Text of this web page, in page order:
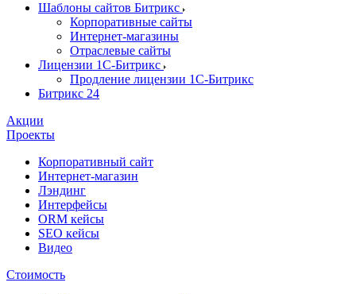
Шаблоны сайтов Битрикс
Корпоративные сайты
Интернет-магазины
Отраслевые сайты
Лицензии 1С-Битрикс
Продление лицензии 1С-Битрикс
Битрикс 24
Акции
Проекты
Корпоративный сайт
Интернет-магазин
Лэндинг
Интерфейсы
ORM кейсы
SEO кейсы
Видео
Стоимость